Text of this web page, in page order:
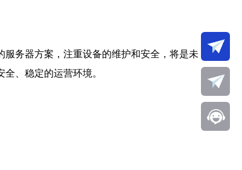
服务器方案，注重设备的维护和安全，将是未
、稳定的运营环境。